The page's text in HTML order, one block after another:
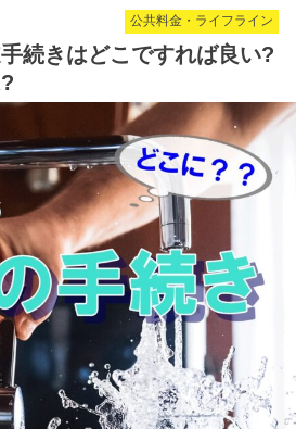
公共料金・ライフライン
続きはどこですれば良い?